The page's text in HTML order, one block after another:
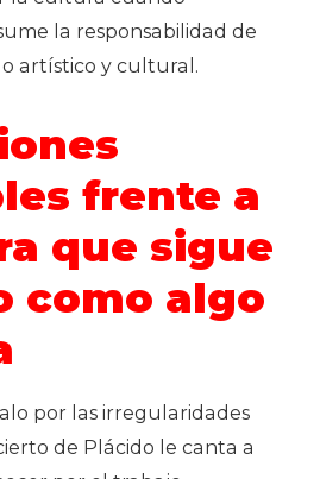
la responsabilidad de
artístico y cultural.
frente a
que sigue
como algo
por las irregularidades
de Plácido le canta a